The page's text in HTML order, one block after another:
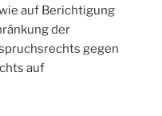
auf Berichtigung
der
gegen
auf